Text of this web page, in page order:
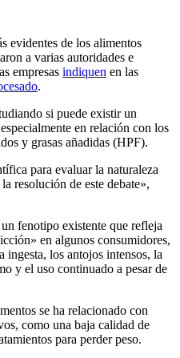
evidentes de los alimentos
a varias autoridades e
empresas indiquen en las
.
si puede existir un
en relación con los
y grasas añadidas (HPF).
para evaluar la naturaleza
resolución de este debate»,
fenotipo existente que refleja
en algunos consumidores,
ingesta, los antojos intensos, la
y el uso continuado a pesar de
se ha relacionado con
como una baja calidad de
para perder peso.